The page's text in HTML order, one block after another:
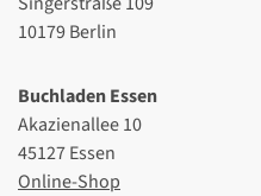
10179 Berlin
Buchladen Essen
Akazienallee 10
45127 Essen
Online-Shop